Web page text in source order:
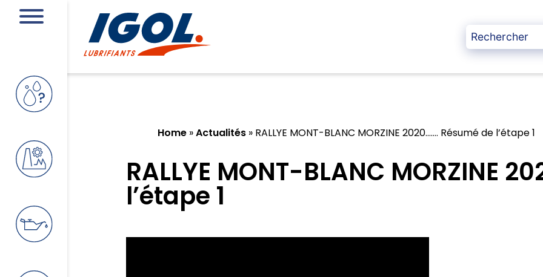
Home »Actualités » RALLYE MONT-BLANC MORZINE 2020……. Résumé de l’étape 1
RALLYE MONT-BLANC MORZINE
l’étape 1